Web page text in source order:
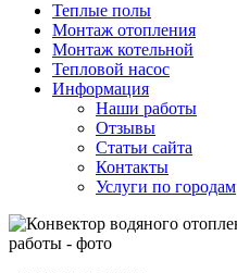
Теплые полы
Монтаж отопления
Монтаж котельной
Тепловой насос
Информация
Наши работы
Отзывы
Статьи сайта
Контакты
Услуги по городам